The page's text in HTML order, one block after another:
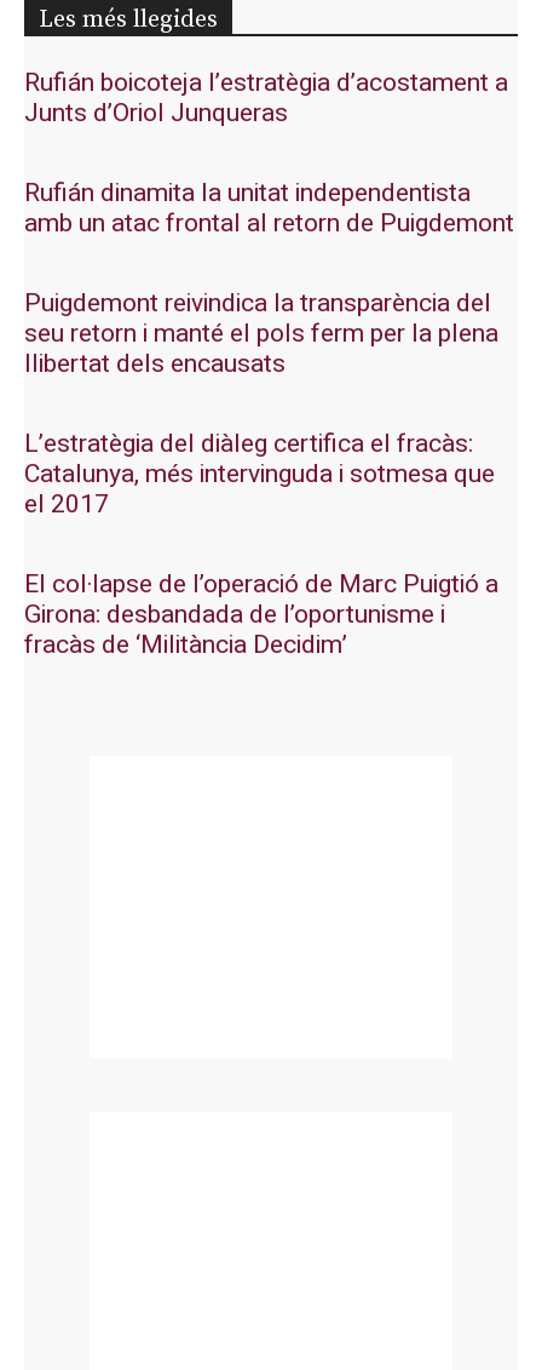
Les més llegides
Rufián boicoteja l’estratègia d’acostament a
Junts d’Oriol Junqueras
Rufián dinamita la unitat independentista
amb un atac frontal al retorn de Puigdemont
Puigdemont reivindica la transparència del
seu retorn i manté el pols ferm per la plena
llibertat dels encausats
L’estratègia del diàleg certifica el fracàs:
Catalunya, més intervinguda i sotmesa que
el 2017
El col·lapse de l’operació de Marc Puigtió a
Girona: desbandada de l’oportunisme i
fracàs de ‘Militància Decidim’